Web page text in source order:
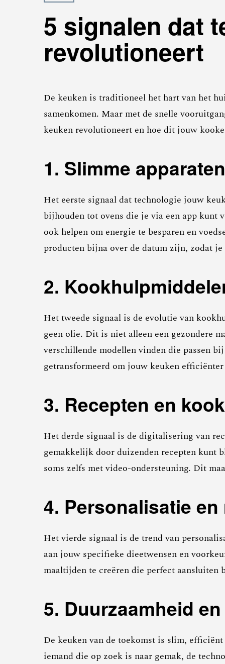
5 signalen dat
revolutioneert
De keuken is traditioneel het hart van het
samenkomen. Maar met de snelle
keuken revolutioneert en hoe dit jouw
1. Slimme
Het eerste signaal dat technologie jouw
bijhouden tot ovens die je via een app kunt
ook helpen om energie te besparen en
producten bijna over de datum zijn, zodat
2.
Het tweede signaal is de evolutie van
geen olie. Dit is niet alleen een gezondere
verschillende modellen vinden die passen
getransformeerd om jouw keuken
3. Recepten en
Het derde signaal is de digitalisering van
gemakkelijk door duizenden recepten kunt
soms zelfs met video-ondersteuning. Dit
4. Personalisatie
Het vierde signaal is de trend van
aan jouw specifieke dieetwensen en
maaltijden te creëren die perfect
5. Duurzaamheid
De keuken van de toekomst is slim,
iemand die op zoek is naar gemak, de